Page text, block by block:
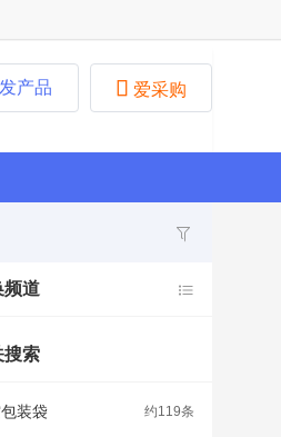
 爱采购
发产品
频道
搜索
约119条
装袋